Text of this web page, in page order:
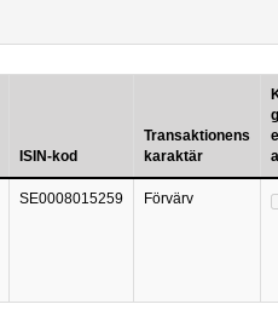
ISIN-kod
Transaktionens
karaktär
SE0008015259 Förvärv